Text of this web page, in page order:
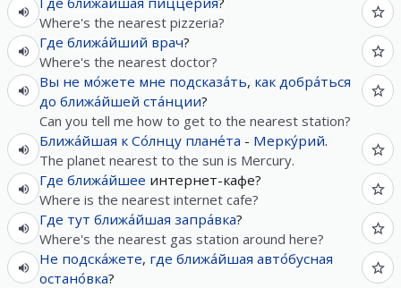
Where's the nearest pizzeria?
Где ближа́йший врач?
Where's the nearest doctor?
Вы не мо́жете мне подсказа́ть, как добра́ться
до ближа́йшей ста́нции?
Can you tell me how to get to the nearest station?
Ближа́йшая к Со́лнцу плане́та - Мерку́рий.
The planet nearest to the sun is Mercury.
Где ближа́йшее интернет-кафе?
Where is the nearest internet cafe?
Где тут ближа́йшая запра́вка?
Where's the nearest gas station around here?
Не подска́жете, где ближа́йшая авто́бусная
остано́вка?